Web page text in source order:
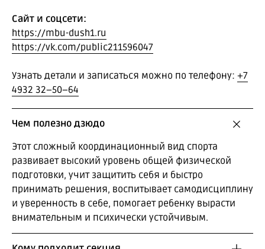
Сайт и соцсети:
https://mbu-dush1.ru
https://vk.com/public211596047
Узнать детали и записаться можно по телефону: +7
4932 32−50−64
Чем полезно дзюдо
Этот сложный координационный вид спорта
развивает высокий уровень общей физической
подготовки, учит защитить себя и быстро
принимать решения, воспитывает самодисциплину
и уверенность в себе, помогает ребенку вырасти
внимательным и психически устойчивым.